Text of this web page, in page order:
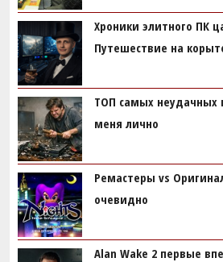
Хроники элитного ПК
Путешествие на
ТОП самых неудачных
меня лично
Ремастеры vs
очевидно
Alan Wake 2 первые